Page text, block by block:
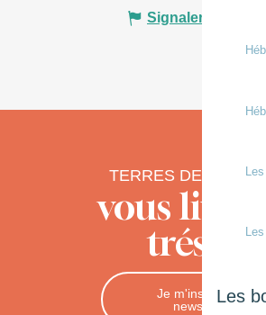
Les
Signaler une
TERRES DE
vous livre
trésors
Je m'inscris à la
newsletter